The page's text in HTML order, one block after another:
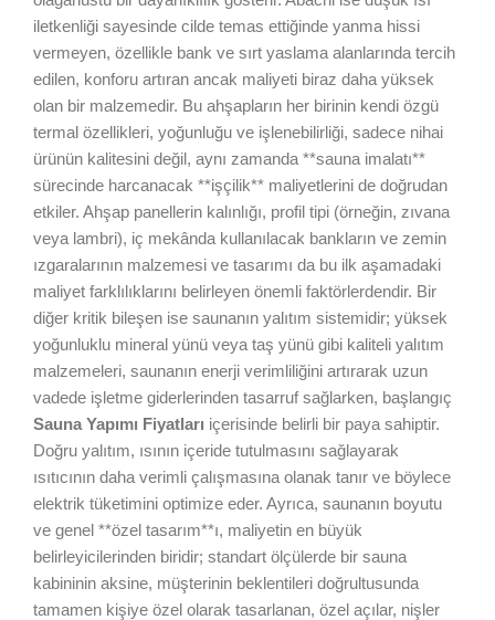
iletkenliği sayesinde cilde temas ettiğinde yanma hissi
vermeyen, özellikle bank ve sırt yaslama alanlarında tercih
edilen, konforu artıran ancak maliyeti biraz daha yüksek
olan bir malzemedir. Bu ahşapların her birinin kendi özgü
termal özellikleri, yoğunluğu ve işlenebilirliği, sadece nihai
ürünün kalitesini değil, aynı zamanda **sauna imalatı**
sürecinde harcanacak **işçilik** maliyetlerini de doğrudan
etkiler. Ahşap panellerin kalınlığı, profil tipi (örneğin, zıvana
veya lambri), iç mekânda kullanılacak bankların ve zemin
ızgaralarının malzemesi ve tasarımı da bu ilk aşamadaki
maliyet farklılıklarını belirleyen önemli faktörlerdendir. Bir
diğer kritik bileşen ise saunanın yalıtım sistemidir; yüksek
yoğunluklu mineral yünü veya taş yünü gibi kaliteli yalıtım
malzemeleri, saunanın enerji verimliliğini artırarak uzun
vadede işletme giderlerinden tasarruf sağlarken, başlangıç
Sauna Yapımı Fiyatları içerisinde belirli bir paya sahiptir.
Doğru yalıtım, ısının içeride tutulmasını sağlayarak
ısıtıcının daha verimli çalışmasına olanak tanır ve böylece
elektrik tüketimini optimize eder. Ayrıca, saunanın boyutu
ve genel **özel tasarım**ı, maliyetin en büyük
belirleyicilerinden biridir; standart ölçülerde bir sauna
kabininin aksine, müşterinin beklentileri doğrultusunda
tamamen kişiye özel olarak tasarlanan, özel açılar, nişler